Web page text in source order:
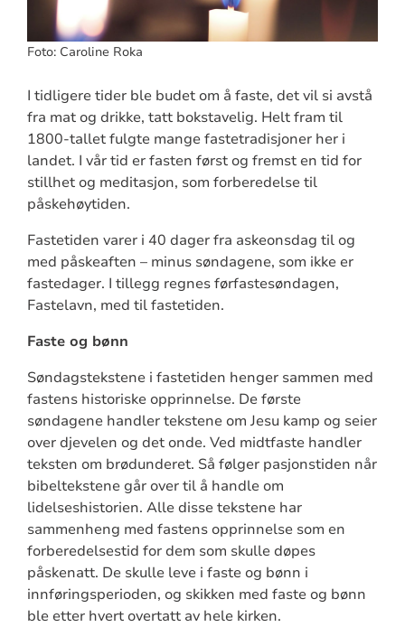
Foto: Caroline Roka
I tidligere tider ble budet om å faste, det vil si avstå
fra mat og drikke, tatt bokstavelig. Helt fram til
1800-tallet fulgte mange fastetradisjoner her i
landet. I vår tid er fasten først og fremst en tid for
stillhet og meditasjon, som forberedelse til
påskehøytiden.
Fastetiden varer i 40 dager fra askeonsdag til og
med påskeaften – minus søndagene, som ikke er
fastedager. I tillegg regnes førfastesøndagen,
Fastelavn, med til fastetiden.
Faste og bønn
Søndagstekstene i fastetiden henger sammen med
fastens historiske opprinnelse. De første
søndagene handler tekstene om Jesu kamp og seier
over djevelen og det onde. Ved midtfaste handler
teksten om brødunderet. Så følger pasjonstiden når
bibeltekstene går over til å handle om
lidelseshistorien. Alle disse tekstene har
sammenheng med fastens opprinnelse som en
forberedelsestid for dem som skulle døpes
påskenatt. De skulle leve i faste og bønn i
innføringsperioden, og skikken med faste og bønn
ble etter hvert overtatt av hele kirken.